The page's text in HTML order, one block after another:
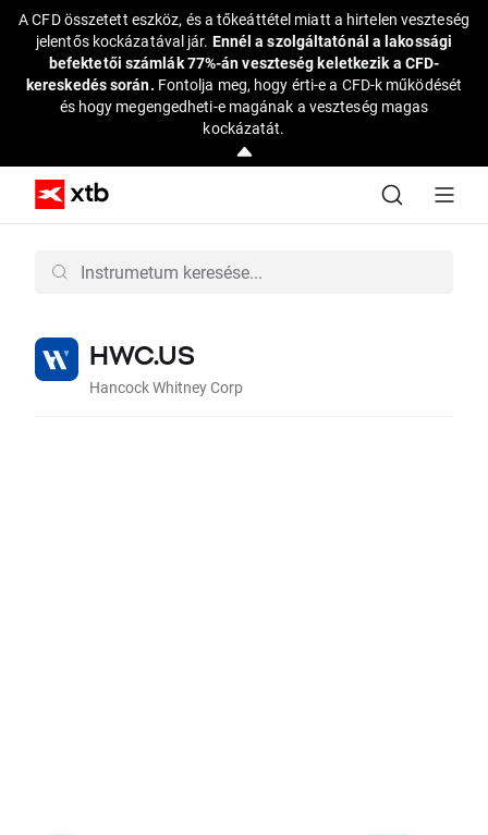
A CFD összetett eszköz, és a tőkeáttétel miatt a hirtelen veszteség
jelentős kockázatával jár. Ennél a szolgáltatónál a lakossági
befektetői számlák 77%-án veszteség keletkezik a CFD-
kereskedés során. Fontolja meg, hogy érti-e a CFD-k működését
és hogy megengedheti-e magának a veszteség magas
kockázatát.
HWC.US
Hancock Whitney Corp